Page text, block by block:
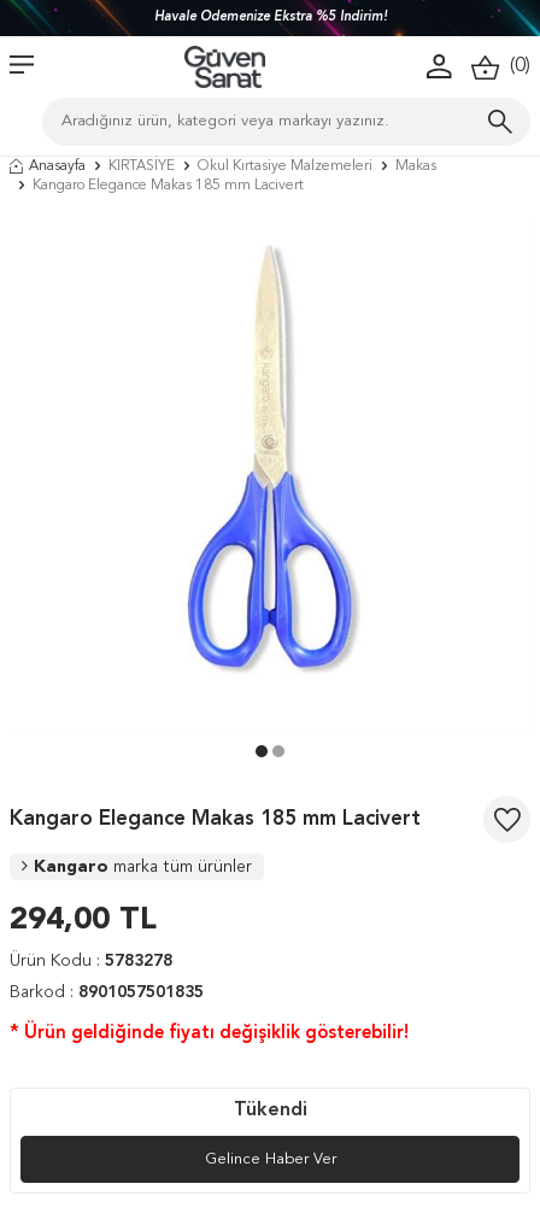
Havale Ödemenize Ekstra %5 İndirim!
(0)
Anasayfa KIRTASİYE Okul Kırtasiye Malzemeleri
Makas
Kangaro Elegance Makas 185 mm Lacivert
Kangaro Elegance Makas 185 mm Lacivert
Kangaro marka tüm ürünler
294,00 TL
Ürün Kodu : 5783278
Barkod : 8901057501835
* Ürün geldiğinde fiyatı değişiklik gösterebilir!
Tükendi
Gelince Haber Ver